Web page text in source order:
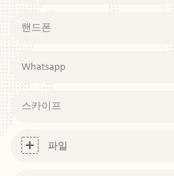
핸드폰
Whatsapp
스카이프
파일